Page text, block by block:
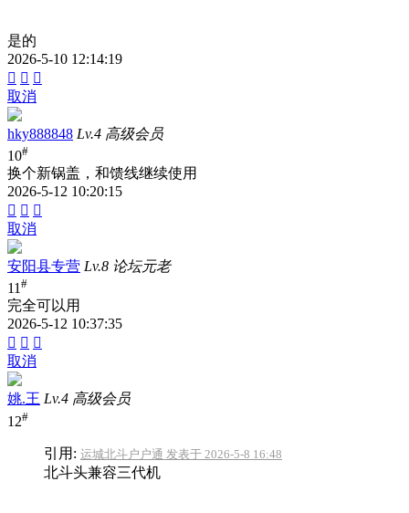
是的
2026-5-10 12:14:19
  
取消
hky888848 Lv.4 高级会员
10#
换个新锅盖，和馈线继续使用
2026-5-12 10:20:15
  
取消
安阳县专营 Lv.8 论坛元老
11#
完全可以用
2026-5-12 10:37:35
  
取消
姚.王 Lv.4 高级会员
12#
引用: 运城北斗户户通 发表于 2026-5-8 16:48
北斗头兼容三代机